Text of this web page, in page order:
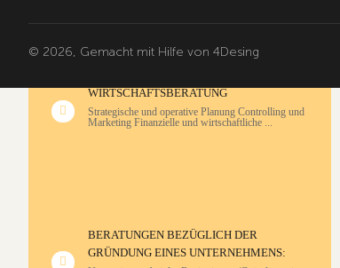
WIRTSCHAFTSBERATUNG
Strategische und operative Planung Controlling und
Marketing Finanzielle und wirtschaftliche ...
BERATUNGEN BEZÜGLICH DER
GRÜNDUNG EINES UNTERNEHMENS:
© 2026, Gemacht mit Hilfe von 4Desing